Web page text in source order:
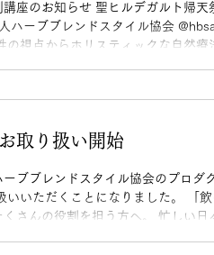
講座のお知らせ 聖ヒルデガルト帰
ハーブブレンドスタイル協会
の視点からホリスティックな自然療
に特別講座を開催いたします。 ♦︎
が、皆さまの日常を豊かに照らし
もたらす特別な瞑想
取り扱い開始
ブブレンドスタイル協会のプロダ
いいただくことになりました。 「
さんの役割を担う方へ。 忙しい日